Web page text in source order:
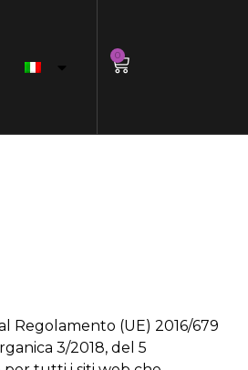
0
Regolamento (UE) 2016/679
3/2018, del 5